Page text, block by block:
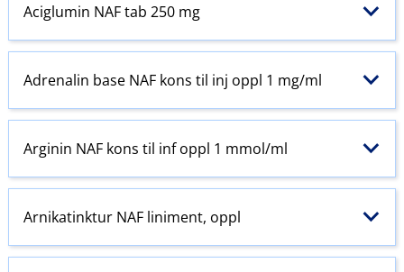
Aciglumin NAF tab 250 mg
Adrenalin base NAF kons til inj oppl 1 mg/ml
Arginin NAF kons til inf oppl 1 mmol/ml
Arnikatinktur NAF liniment, oppl